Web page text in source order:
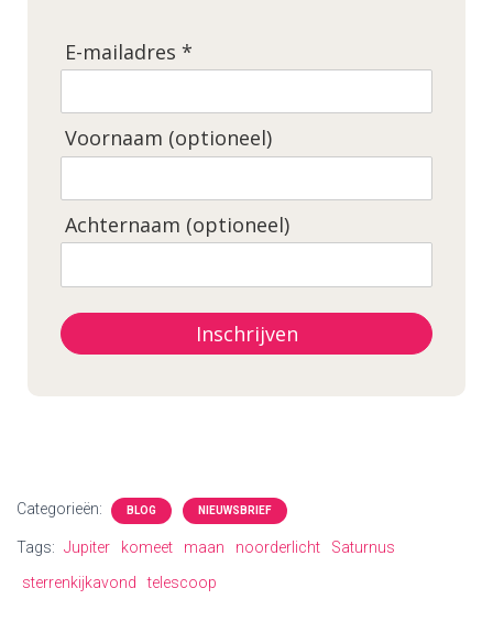
E-mailadres *
Voornaam (optioneel)
Achternaam (optioneel)
Inschrijven
Categorieën: BLOG NIEUWSBRIEF
Tags: Jupiter komeet maan noorderlicht
Saturnus
sterrenkijkavond
telescoop